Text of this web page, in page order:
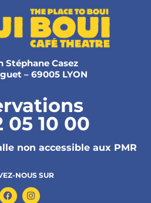
Stéphane Casez
– 69005 LYON
05 10 00
non accessible aux PMR
NOUS SUR